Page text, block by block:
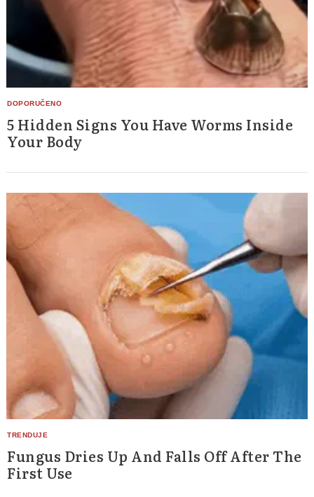
5 Hidden Signs You Have Worms Inside
Your Body
Fungus Dries Up And Falls Off After The
First Use